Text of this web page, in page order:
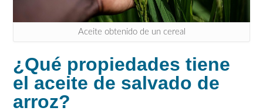
Aceite obtenido de un cereal
¿Qué propiedades tiene
el aceite de salvado de
arroz?